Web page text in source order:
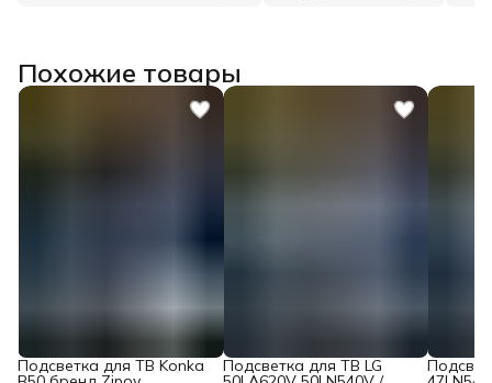
Похожие товары
Подсветка для ТВ Konka Подсветка для ТВ LG